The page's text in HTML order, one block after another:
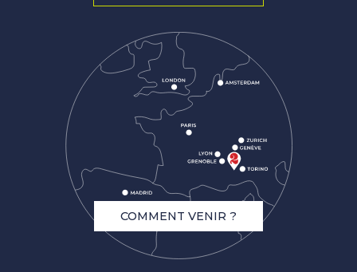
COMMENT VENIR ?